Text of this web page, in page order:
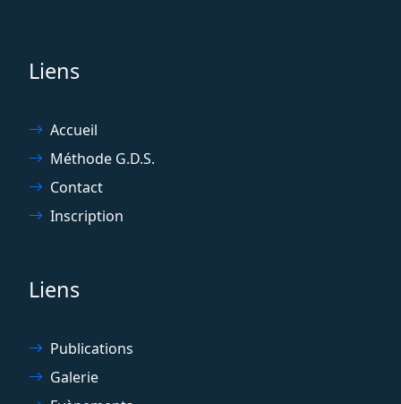
Liens
Accueil
Méthode G.D.S.
Contact
Inscription
Liens
Publications
Galerie